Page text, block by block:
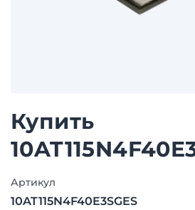
Купить
Артикул
10AT115N4F40E3SGES